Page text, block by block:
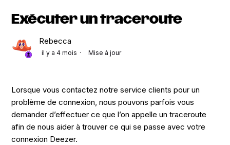
Exécuter un traceroute
Rebecca
il y a 4 mois Mise à jour
Lorsque vous contactez notre service clients pour un
problème de connexion, nous pouvons parfois vous
demander d’effectuer ce que l’on appelle un traceroute
afin de nous aider à trouver ce qui se passe avec votre
connexion Deezer.